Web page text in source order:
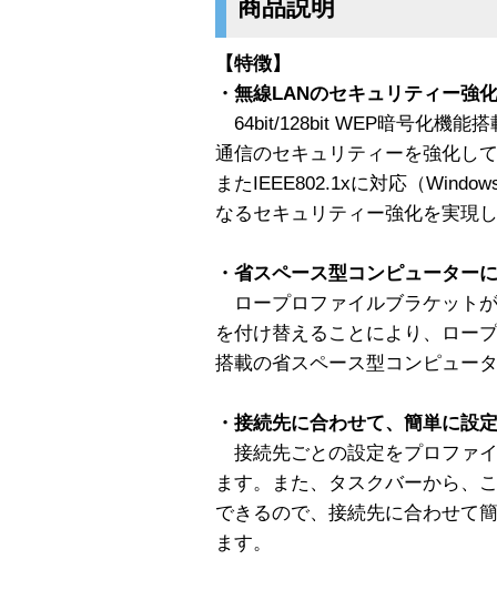
商品説明
【特徴】
・無線LANのセキュリティー強化
64bit/128bit WEP暗号化機能搭
通信のセキュリティーを強化し
またIEEE802.1xに対応（
なるセキュリティー強化を実現
・省スペース型コンピューター
ロープロファイルブラケット
を付け替えることにより、ロー
搭載の省スペース型コンピュー
・接続先に合わせて、簡単に設
接続先ごとの設定をプロファ
ます。また、タスクバーから、
できるので、接続先に合わせて
ます。